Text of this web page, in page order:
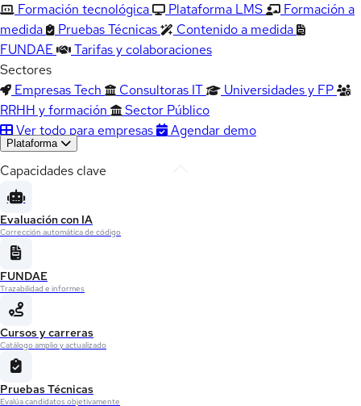
Formación tecnológica
Plataforma LMS
Formación a
medida
Pruebas Técnicas
Contenido a medida
FUNDAE
Tarifas y colaboraciones
Sectores
Empresas Tech
Consultoras IT
Universidades y FP
RRHH y formación
Sector Público
Ver todo para empresas
Agendar demo
Plataforma
Capacidades clave
Evaluación con IA
Corrección automática de código
FUNDAE
Trazabilidad e informes
Cursos y carreras
Catálogo amplio y actualizado
Pruebas Técnicas
Evalúa candidatos objetivamente